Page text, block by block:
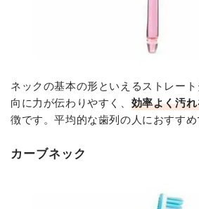
ネックの基本の形といえるストレー
向に力が伝わりやすく、 効率よく汚
徴です。平均的な歯列の人におすすめ
カーブネック